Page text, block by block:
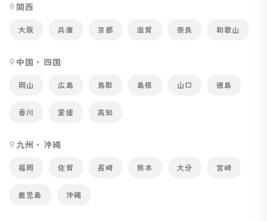
関西
大阪 兵庫 京都 滋賀 奈良 和歌山
中国・四国
岡山 広島 鳥取 島根 山口 徳島
香川 愛媛 高知
九州・沖縄
福岡 佐賀 長崎 熊本 大分 宮崎
鹿児島 沖縄